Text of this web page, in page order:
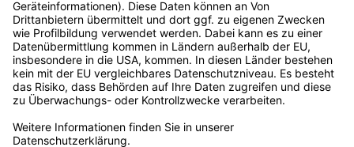
Impressum
Datenschutz
Informationspflichten
Nutzungsbedingungen
Datenaustausch
Adresse